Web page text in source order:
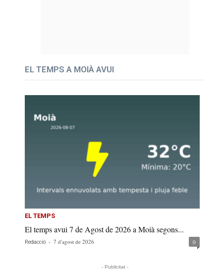
EL TEMPS A MOIÀ AVUI
EL TEMPS
El temps avui 7 de Agost de 2026 a Moià segons...
Redacció - 7 d'agost de 2026 0
- Publicitat -